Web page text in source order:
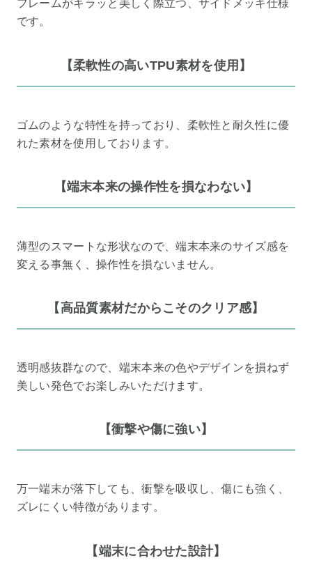
フレームがキラッと美しく際立つ、サイドメッキ仕様
です。
【柔軟性の高いTPU素材を使用】
ゴムのような特性を持っており、柔軟性と耐久性に優
れた素材を使用しております。
【端末本来の操作性を損なわない】
薄型のスマートな形状なので、端末本来のサイズ感を
変える事無く、操作性を損ないません。
【高品質素材だからこそのクリア感】
透明感抜群なので、端末本来の色やデザインを損ねず
美しい発色でお楽しみいただけます。
【衝撃や傷に強い】
万一端末が落下しても、衝撃を吸収し、傷にも強く、
ズレにくい特徴があります。
【端末に合わせた設計】